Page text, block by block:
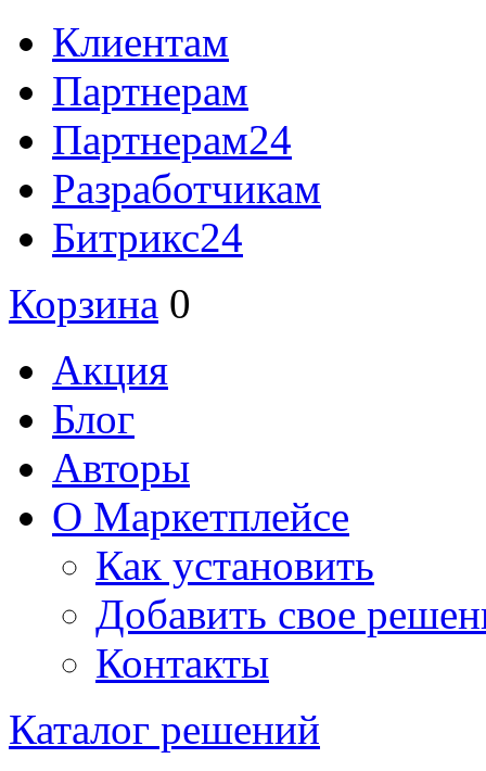
Клиентам
Партнерам
Партнерам24
Разработчикам
Битрикс24
Корзина 0
Акция
Блог
Авторы
О Маркетплейсе
Как установить
Добавить свое
Контакты
Каталог решений